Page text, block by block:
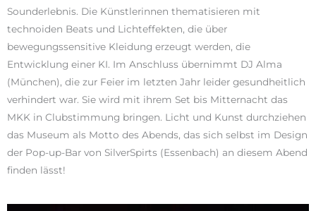
Sounderlebnis. Die Künstlerinnen thematisieren mit
technoiden Beats und Lichteffekten, die über
bewegungssensitive Kleidung erzeugt werden, die
Entwicklung einer KI. Im Anschluss übernimmt DJ Alma
(München), die zur Feier im letzten Jahr leider gesundheitlich
verhindert war. Sie wird mit ihrem Set bis Mitternacht das
MKK in Clubstimmung bringen. Licht und Kunst durchziehen
das Museum als Motto des Abends, das sich selbst im Design
der Pop-up-Bar von SilverSpirts (Essenbach) an diesem Abend
finden lässt!